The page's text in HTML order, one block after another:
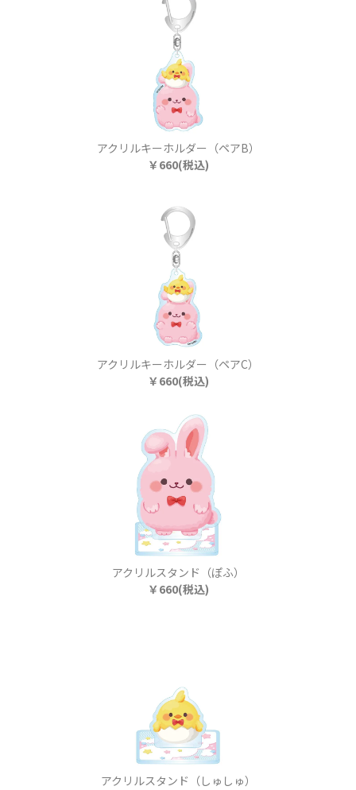
アクリルキーホルダー（ペアB）
￥660(税込)
アクリルキーホルダー（ペアC）
￥660(税込)
アクリルスタンド（ぽふ）
￥660(税込)
アクリルスタンド（しゅしゅ）